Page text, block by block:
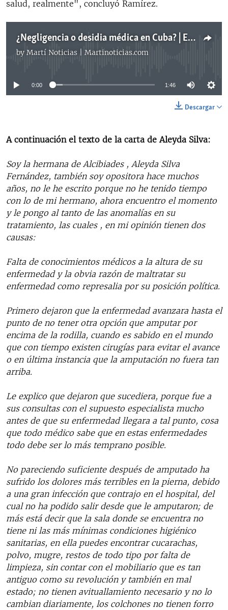
salud, realmente", concluyó Ramírez.
¿Negligencia o desidia médica en Cuba? | Entrevistas
by Martí Noticias | Martinoticias.com
No media source currently available
0:00 1:46
Descargar
A continuación el texto de la carta de Aleyda Silva​:
Soy la hermana de Alcibiades , Aleyda Silva
Fernández, también soy opositora hace muchos
años, no le he escrito porque no he tenido tiempo
con lo de mi hermano, ahora encuentro el momento
y le pongo al tanto de las anomalías en su
tratamiento, las cuales , en mi opinión tienen dos
causas:
Falta de conocimientos médicos a la altura de su
enfermedad y la obvia razón de maltratar su
enfermedad como represalia por su posición política.
Primero dejaron que la enfermedad avanzara hasta el
punto de no tener otra opción que amputar por
encima de la rodilla, cuando es sabido en el mundo
que con tiempo existen cirugías para evitar el avance
o en última instancia que la amputación no fuera tan
arriba.
Le explico que dejaron que sucediera, porque fue a
sus consultas con el supuesto especialista mucho
antes de que su enfermedad llegara a tal punto, cosa
que todo médico sabe que en estas enfermedades
todo debe ser lo más temprano posible.
No pareciendo suficiente después de amputado ha
sufrido los dolores más terribles en la pierna, debido
a una gran infección que contrajo en el hospital, del
cual no ha podido salir desde que le amputaron; de
más está decir que la sala donde se encuentra no
tiene ni las más mínimas condiciones higiénico
sanitarias, en ella puedes encontrar cucarachas,
polvo, mugre, restos de todo tipo por falta de
limpieza, sin contar con el mobiliario que es tan
antiguo como su revolución y también en mal
estado; no tienen avituallamiento necesario y no lo
cambian diariamente, los colchones no tienen forro